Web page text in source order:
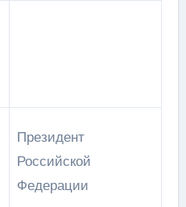
Президент
Российской
Федерации